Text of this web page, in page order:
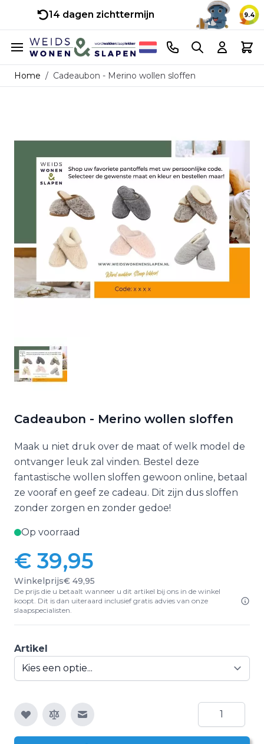
14 dagen zichttermijn 9.4
Ga naar de inhoud
Telefoonnummer
Search Cart
Home / Cadeaubon - Merino wollen sloffen
Cadeaubon - Merino wollen sloffen
Maak u niet druk over de maat of welk model de
ontvanger leuk zal vinden. Bestel deze
fantastische wollen sloffen gewoon online, betaal
ze vooraf en geef ze cadeau. Dit zijn dus sloffen
zonder zorgen en zonder gedoe!
Op voorraad
Vanaf:
€ 39,95
Winkelprijs€ 49,95
De prijs die u betaalt wanneer u dit artikel bij ons in de winkel
koopt. Dit is dan uiteraard inclusief gratis advies van onze
slaapspecialisten.
Artikel
E-mail naar een vriend
Aantal